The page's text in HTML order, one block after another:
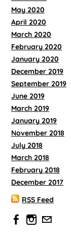
May 2020
April 2020
March 2020
February 2020
January 2020
December 2019
September 2019
June 2019
March 2019
January 2019
November 2018
July 2018
March 2018
February 2018
December 2017
RSS Feed